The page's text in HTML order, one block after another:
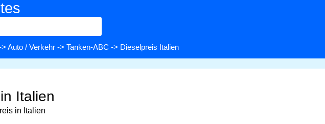
> Auto / Verkehr -> Tanken-ABC -> Dieselpreis Italien
Italien
in Italien